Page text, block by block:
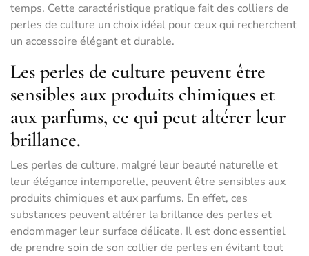
temps. Cette caractéristique pratique fait des colliers de
perles de culture un choix idéal pour ceux qui recherchent
un accessoire élégant et durable.
Les perles de culture peuvent être
sensibles aux produits chimiques et
aux parfums, ce qui peut altérer leur
brillance.
Les perles de culture, malgré leur beauté naturelle et
leur élégance intemporelle, peuvent être sensibles aux
produits chimiques et aux parfums. En effet, ces
substances peuvent altérer la brillance des perles et
endommager leur surface délicate. Il est donc essentiel
de prendre soin de son collier de perles en évitant tout